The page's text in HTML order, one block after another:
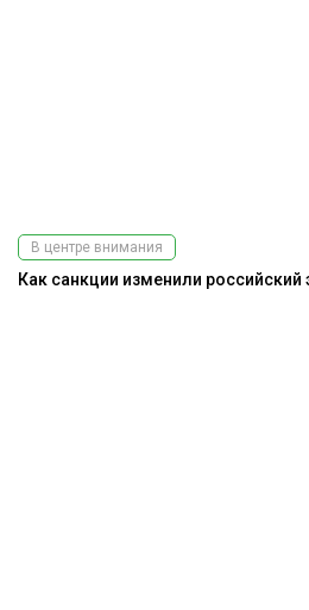
В центре внимания
Как санкции изменили